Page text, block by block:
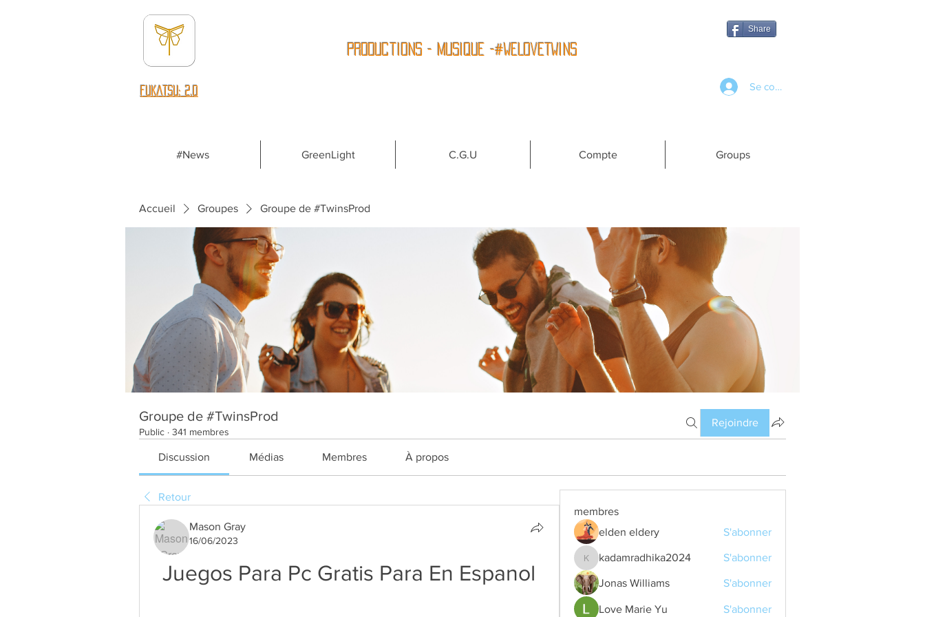
fUKATSU: 2.0
Share
Productions - Musique -#WeLoveTwins
Se connecter
#News GreenLight C.G.U Compte Groups
Accueil Groupes Groupe de #TwinsProd
Groupe de #TwinsProd
Public · 341 membres
Rejoindre
Discussion Médias Membres À propos
Retour
Mason Gray
16/06/2023
Juegos Para Pc Gratis Para En Espanol
membres
elden eldery
S'abonner
kadamradhika2024
kadamradhika2024 S'abonner
Jonas Williams S'abonner
Love Marie Yu S'abonner